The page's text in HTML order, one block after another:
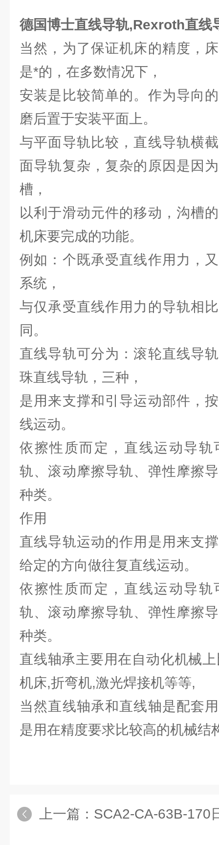
德国博士直线导轨,Rexroth直线
当然，为了保证机床的精度，
是*的，在多数情况下，
安装是比较简单的。作为导向
磨后置于安装平面上。
与平面导轨比较，直线导轨横
面导轨复杂，复杂的原因是因
槽，
以利于滑动元件的移动，沟槽
机床要完成的功能。
例如：个既承受直线作用力，
系统，
与仅承受直线作用力的导轨相
同。
直线导轨可分为：滚轮直线导
珠直线导轨，三种，
是用来支撑和引导运动部件，
线运动。
依擦性质而定，直线运动导轨
轨、滚动摩擦导轨、弹性摩擦
种类。
作用
直线导轨运动的作用是用来支
给定的方向做往复直线运动。
依擦性质而定，直线运动导轨
轨、滚动摩擦导轨、弹性摩擦
种类。
直线轴承主要用在自动化机械
机床,折弯机,激光焊接机等等,
当然直线轴承和直线轴是配套
是用在精度要求比较高的机械结
上一篇： SCA2-CA-63B-170日本喜